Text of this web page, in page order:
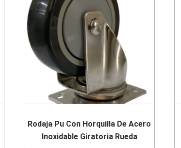
Rodaja Pu Con Horquilla De Acero
Inoxidable Giratoria Rueda